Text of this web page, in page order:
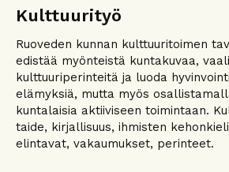
Kulttuurityö
Ruoveden kunnan kulttuuritoimen
edistää myönteistä kuntakuvaa,
kulttuuriperinteitä ja luoda
elämyksiä, mutta myös
kuntalaisia aktiiviseen toimintaan.
taide, kirjallisuus, ihmisten
elintavat, vakaumukset, perinteet.